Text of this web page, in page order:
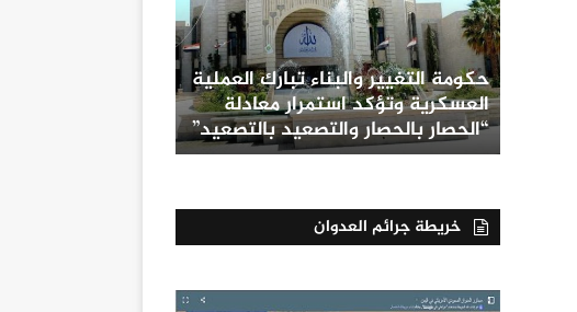
حكومة التغيير والبناء تبارك العملية
العسكرية وتؤكد استمرار معادلة
“الحصار بالحصار والتصعيد بالتصعيد”
خريطة جرائم العدوان